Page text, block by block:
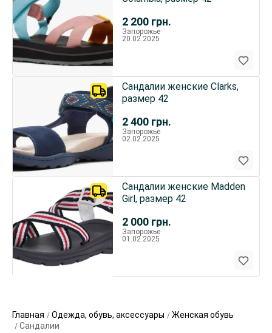
2 200 грн.
Запорожье
20.02.2025
2 400 грн.
Сандалии женские Clarks,
размер 42
Запорожье
02.02.2025
2 000 грн.
Сандалии женские Madden
Girl, размер 42
Запорожье
01.02.2025
Главная Одежда, обувь, аксессуары
Женская обувь
Сандалии